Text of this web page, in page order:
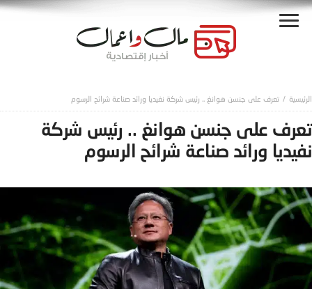
تعرف على جنسن هوانغ .. رئيس شركة نفيديا ورائد صناعة شرائح الرسوم
تعرف على جنسن هوانغ .. رئيس شركة
نفيديا ورائد صناعة شرائح الرسوم